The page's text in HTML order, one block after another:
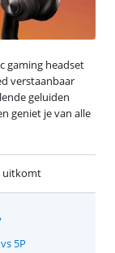
gaming headset
verstaanbaar
geluiden
geniet je van alle
uitkomt
5P